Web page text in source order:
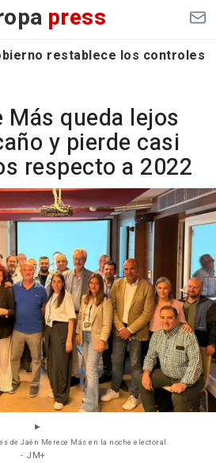
press
restablece los
Más queda lejos
y pierde casi
respecto a 2022
de Jaén Merece Más en la noche electoral.
- JM+